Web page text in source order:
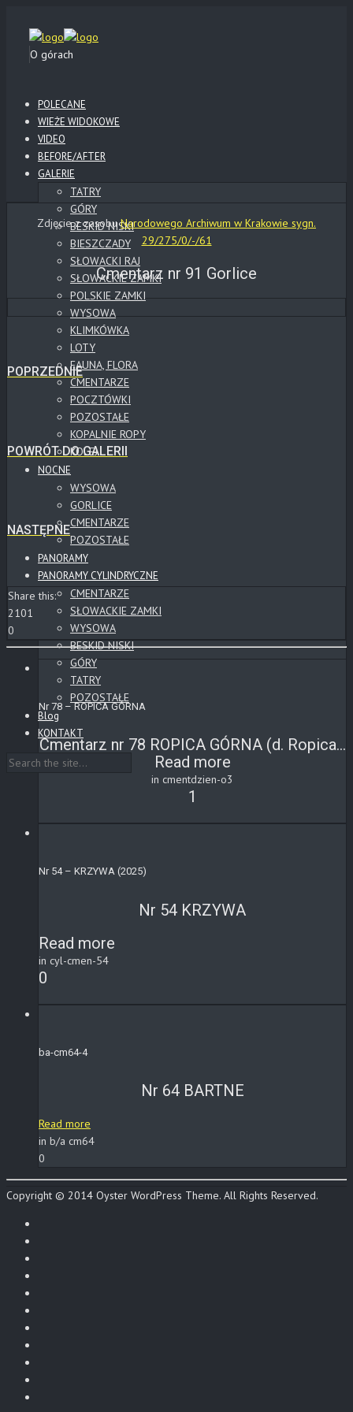
O górach
POLECANE
WIEŻE WIDOKOWE
VIDEO
BEFORE/AFTER
GALERIE
TATRY
GÓRY
BESKID NISKI
BIESZCZADY
SŁOWACKI RAJ
SŁOWACKIE ZAMKI
POLSKIE ZAMKI
WYSOWA
KLIMKÓWKA
LOTY
FAUNA, FLORA
CMENTARZE
POCZTÓWKI
POZOSTAŁE
KOPALNIE ROPY
KOLEJ
NOCNE
WYSOWA
GORLICE
CMENTARZE
POZOSTAŁE
PANORAMY
PANORAMY CYLINDRYCZNE
CMENTARZE
SŁOWACKIE ZAMKI
WYSOWA
BESKID NISKI
GÓRY
TATRY
POZOSTAŁE
Blog
KONTAKT
Zdjęcie z zasobuNarodowego Archiwum w Krakowie sygn.
29/275/0/-/61
Cmentarz nr 91 Gorlice
POPRZEDNIE
POWRÓT DO GALERII
NASTĘPNE
Share this:
2101
0
Nr 78 – ROPICA GÓRNA
Cmentarz nr 78 ROPICA GÓRNA (d. Ropica...
Read more
in cmentdzien-o3
1
Nr 54 – KRZYWA (2025)
Nr 54 KRZYWA
Read more
in cyl-cmen-54
0
ba-cm64-4
Nr 64 BARTNE
Read more
in b/a cm64
0
Copyright © 2014 Oyster WordPress Theme. All Rights Reserved.